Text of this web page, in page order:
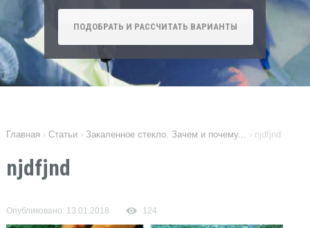
ПОДОБРАТЬ И РАССЧИТАТЬ ВАРИАНТЫ
Главная › Статьи› Закаленное стекло. Зачем и почему... › njdfjnd
njdfjnd
Опубликовано: 13.01.2018 124